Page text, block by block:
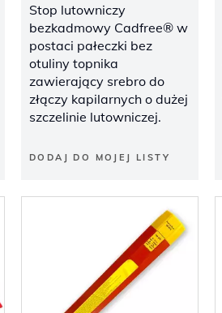
Stop lutowniczy
bezkadmowy Cadfree® w
postaci pałeczki bez
otuliny topnika
zawierający srebro do
złączy kapilarnych o dużej
szczelinie lutowniczej.
DODAJ DO MOJEJ LISTY